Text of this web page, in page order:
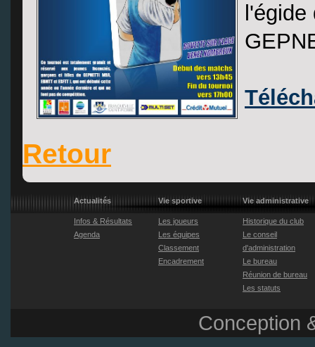
Retour
Actualités
Infos & Résultats
Agenda
Vie sportive
Les joueurs
Les équipes
Classement
Encadrement
Vie administrative
Historique du club
Le conseil
d'administration
Le bureau
Réunion de bureau
Les statuts
Conception